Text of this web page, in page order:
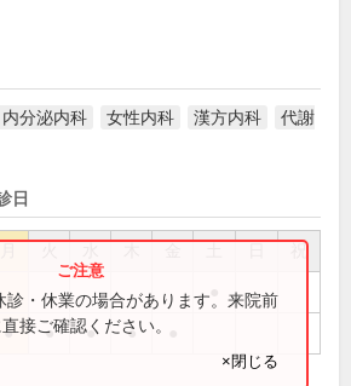
内分泌内科 女性内科 漢方内科
代謝
日
祝
● ● ● ●
診・休業の場合があります。来院前
接ご確認ください。
×閉じる